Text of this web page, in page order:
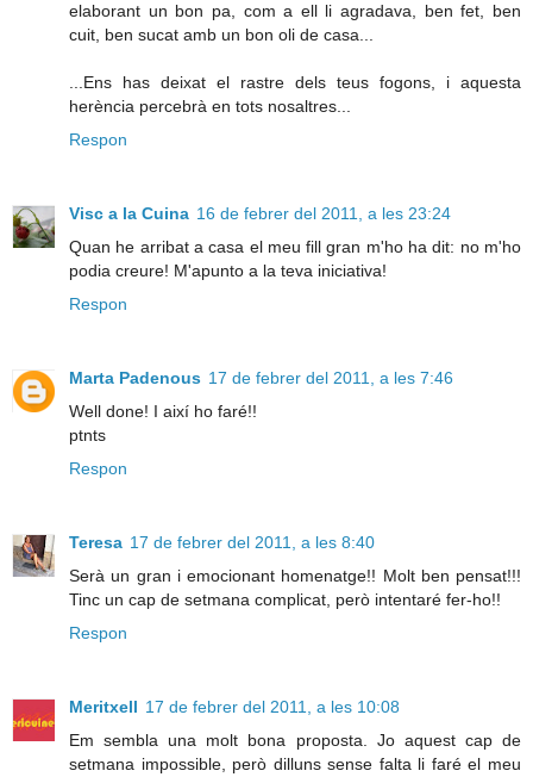
elaborant un bon pa, com a ell li agradava, ben fet, ben
cuit, ben sucat amb un bon oli de casa...
...Ens has deixat el rastre dels teus fogons, i aquesta
herència percebrà en tots nosaltres...
Respon
Visc a la Cuina 16 de febrer del 2011, a les 23:24
Quan he arribat a casa el meu fill gran m'ho ha dit: no m'ho
podia creure! M'apunto a la teva iniciativa!
Respon
Marta Padenous 17 de febrer del 2011, a les 7:46
Well done! I així ho faré!!
ptnts
Respon
Teresa 17 de febrer del 2011, a les 8:40
Serà un gran i emocionant homenatge!! Molt ben pensat!!!
Tinc un cap de setmana complicat, però intentaré fer-ho!!
Respon
Meritxell 17 de febrer del 2011, a les 10:08
Em sembla una molt bona proposta. Jo aquest cap de
setmana impossible, però dilluns sense falta li faré el meu